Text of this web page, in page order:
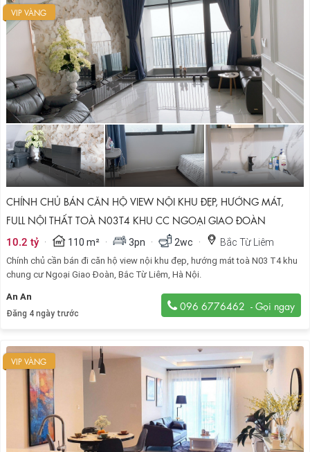
VIP VÀNG
CHÍNH CHỦ BÁN CĂN HỘ VIEW NỘI KHU ĐẸP, HƯỚNG MÁT,
FULL NỘI THẤT TOÀ N03T4 KHU CC NGOẠI GIAO ĐOÀN
10.2 tỷ · 110 m² · 3pn · 2wc · Bắc Từ Liêm
Chính chủ cần bán đi căn hộ view nội khu đẹp, hướng mát toà N03 T4 khu
chung cư Ngoại Giao Đoàn, Bắc Từ Liêm, Hà Nội.
An An
Đăng 4 ngày trước
096 6776462
VIP VÀNG